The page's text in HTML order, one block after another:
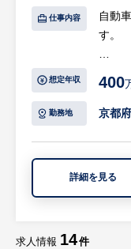
仕事内容
自動
す。
・ト
・エ
想定年収 400
勤務地 京都
詳細を見る
求人情報 14件